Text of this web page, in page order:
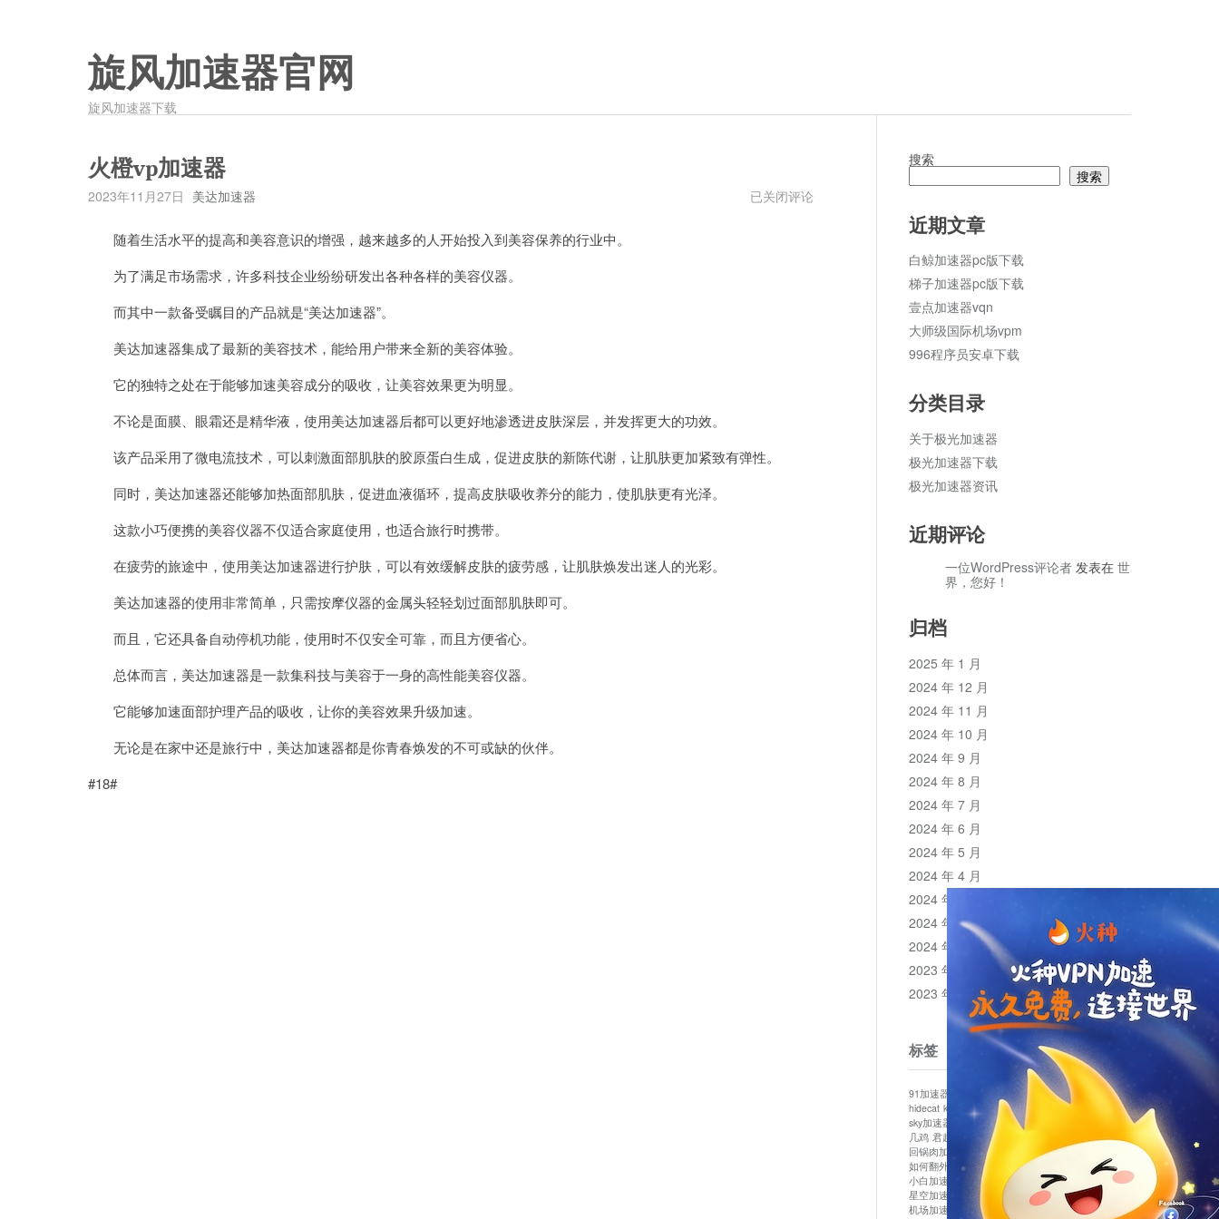
旋风加速器官网
旋风加速器下载
火橙vp加速器
2023年11月27日 美达加速器
火
已关闭评论
随着生活水平的提高和美容意识的增强，越来越多的人开始投入到美容保养的行业中。
为了满足市场需求，许多科技企业纷纷研发出各种各样的美容仪器。
而其中一款备受瞩目的产品就是“美达加速器”。
美达加速器集成了最新的美容技术，能给用户带来全新的美容体验。
它的独特之处在于能够加速美容成分的吸收，让美容效果更为明显。
不论是面膜、眼霜还是精华液，使用美达加速器后都可以更好地渗透进皮肤深层，并发挥更大的功效。
该产品采用了微电流技术，可以刺激面部肌肤的胶原蛋白生成，促进皮肤的新陈代谢，让肌肤更加紧致有弹性。
同时，美达加速器还能够加热面部肌肤，促进血液循环，提高皮肤吸收养分的能力，使肌肤更有光泽。
这款小巧便携的美容仪器不仅适合家庭使用，也适合旅行时携带。
在疲劳的旅途中，使用美达加速器进行护肤，可以有效缓解皮肤的疲劳感，让肌肤焕发出迷人的光彩。
美达加速器的使用非常简单，只需按摩仪器的金属头轻轻划过面部肌肤即可。
而且，它还具备自动停机功能，使用时不仅安全可靠，而且方便省心。
总体而言，美达加速器是一款集科技与美容于一身的高性能美容仪器。
它能够加速面部护理产品的吸收，让你的美容效果升级加速。
无论是在家中还是旅行中，美达加速器都是你青春焕发的不可或缺的伙伴。
#18#
搜索
搜索
近期文章
白鲸加速器pc版下载
梯子加速器pc版下载
壹点加速器vqn
大师级国际机场vpm
996程序员安卓下载
分类目录
关于极光加速器
极光加速器下载
极光加速器资讯
近期评论
一位WordPress评论者 发表在 世
界，您好！
归档
2025 年 1 月
2024 年 12 月
2024 年 11 月
2024 年 10 月
2024 年 9 月
2024 年 8 月
2024 年 7 月
2024 年 6 月
2024 年 5 月
2024 年 4 月
2024 年 3 月
2024 年 2 月
2024 年 1 月
2023 年 12 月
2023 年 11 月
标签
91加速器 bluelayer加速器
clash节点
hidecat kuai500 panda加速器
plex加速器
sky加速器
telegram加速器 中信加速器
云梯加速器
几鸡 君越加速器 哔咔漫画加速器
唐师傅加速器
回锅肉加速器
坚果加速器 壹点加速器
如何翻外墙网站 小哈vp加速器
小火箭加速器
小白加速器
布谷vp加速器 心阶云 快连
星空加速器
最新版clash安卓下载
月光加速器
机场加速器
松果云 极快加速器
梯子加速器